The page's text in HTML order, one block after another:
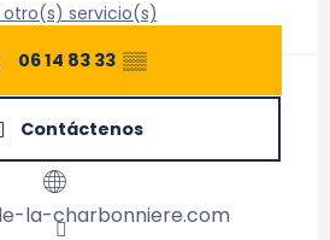
otro(s) servicio(s)
06 14 83 33 ▒▒
Contáctenos
la-charbonniere.com